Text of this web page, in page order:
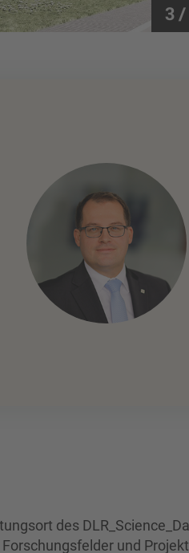
3
des
und